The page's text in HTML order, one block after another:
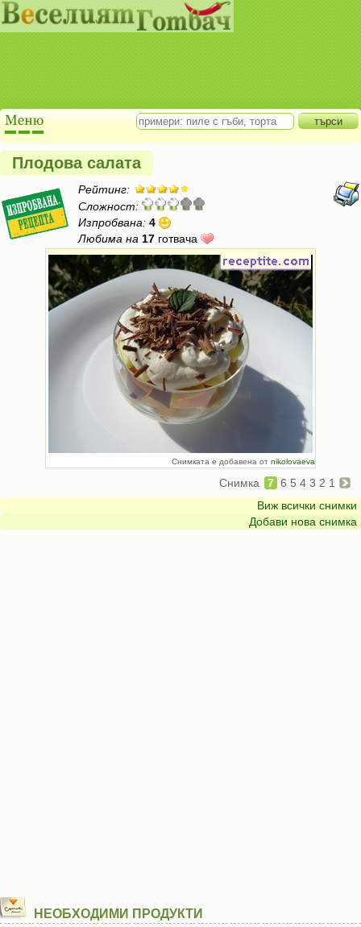
Плодова салата
Рейтинг:
Сложност:
Изпробвана: 4
Любима на 17 готвача
Снимката е добавена от nikolovaeva
Снимка 7 6 5 4 3 2 1
Виж всички снимки
Добави нова снимка
НЕОБХОДИМИ ПРОДУКТИ